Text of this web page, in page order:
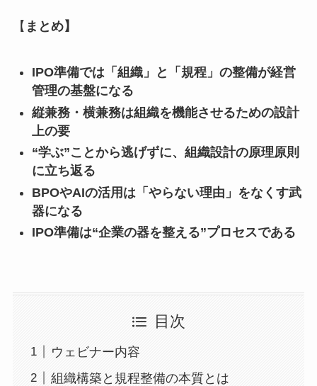
【 まとめ】
IPO準備では「組織」と「規程」の整備が経営
管理の基盤になる
縦兼務・横兼務は組織を機能させるための設計
上の要
“学ぶ”ことから逃げずに、組織設計の原理原則
に立ち返る
BPOやAIの活用は「やらない理由」をなくす武
器になる
IPO準備は“企業の器を整える”プロセスである
目次
ウェビナー内容
組織構築と規程整備の本質とは